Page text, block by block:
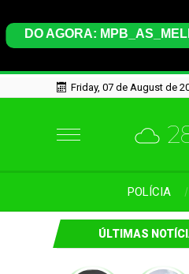
Friday, 07 de August de
POLÍCIA
ÚLTIMAS